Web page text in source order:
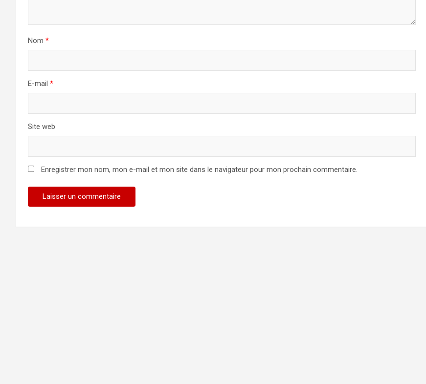
Nom *
E-mail *
Site web
Enregistrer mon nom, mon e-mail et mon site dans le navigateur pour mon prochain commentaire.